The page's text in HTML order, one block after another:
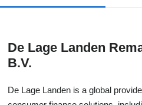
De Lage Landen
B.V.
De Lage Landen is a global